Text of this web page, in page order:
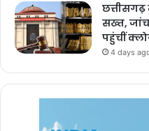
छत्तीसगढ़
सख्त, जांच
पहुंचीं
4 days